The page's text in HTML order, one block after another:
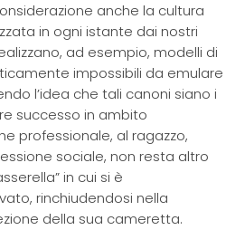
anche la cultura
in ogni istante dai nostri
ad esempio, modelli di
impossibili da emulare
l’idea che tali canoni siano i
successo in ambito
professionale, al ragazzo,
sociale, non resta altro
in cui si è
rinchiudendosi nella
della sua cameretta.